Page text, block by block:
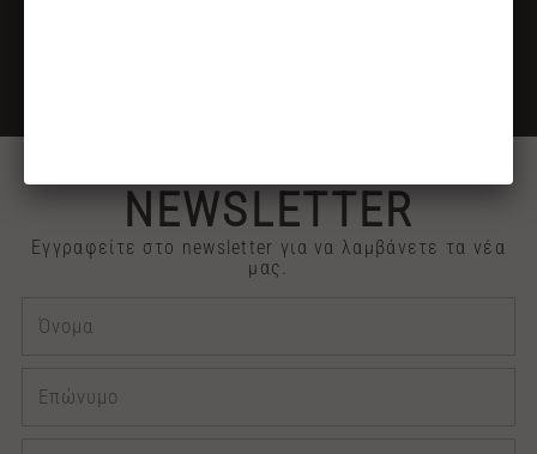
NEWSLETTER
Εγγραφείτε στο newsletter για να λαμβάνετε τα νέα
μας.